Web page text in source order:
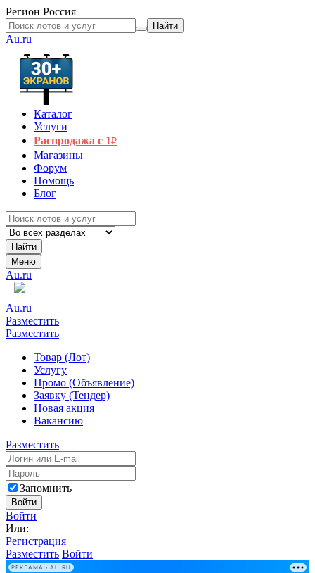
Регион Россия
Найти
Au.ru
Каталог
Услуги
Распродажа с 1₽
Магазины
Форум
Помощь
Блог
Найти
Меню
Au.ru
Au.ru
Разместить
Разместить
Товар (Лот)
Услугу
Промо (Объявление)
Заявку (Тендер)
Новая акция
Вакансию
Разместить
Запомнить
Войти
Войти
Или:
Регистрация
Разместить Войти
РЕКЛАМА • AU.RU